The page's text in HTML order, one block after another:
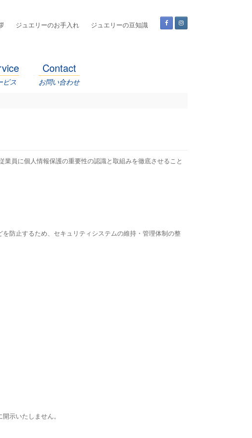
ジュエリーのお手入れ ジュエリーの豆知識
ビス
Contact
お問い合わせ
員に個人情報保護の重要性の認識と取組みを徹底させること
防止するため、セキュリティシステムの維持・管理体制の整
示いたしません。